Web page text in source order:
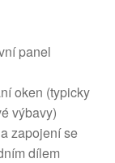
panel
oken (typicky
výbavy)
zapojení se
dílem